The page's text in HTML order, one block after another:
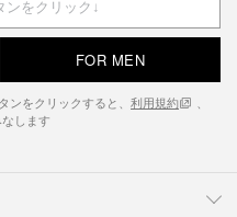
FOR MEN
をクリックすると、 利用規約
、
します